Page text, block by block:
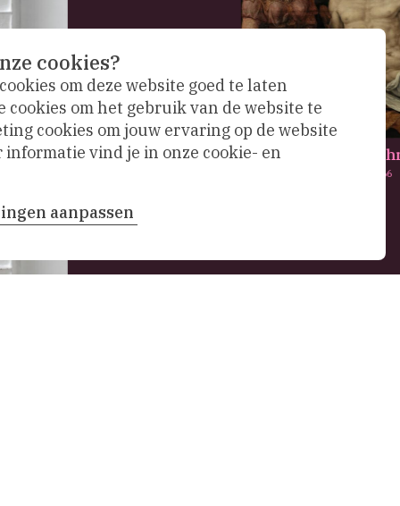
De bewening van
1566
cookies?
om deze website goed te laten
om het gebruik van de website te
cookies om jouw ervaring op de website
informatie vind je in onze cookie- en
aanpassen